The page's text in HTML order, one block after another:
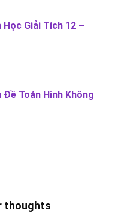
Giải Tích 12 –
Đề Toán Hình Không
thoughts